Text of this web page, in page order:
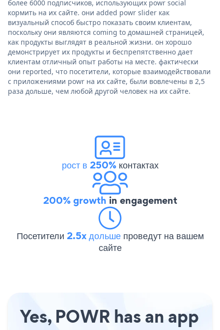
более 6000 подписчиков, использующих powr social
кормить на их сайте. они added powr slider как
визуальный способ быстро показать своим клиентам,
поскольку они являются coming to домашней страницей,
как продукты выглядят в реальной жизни. он хорошо
демонстрирует их продукты и беспрепятственно дает
клиентам отличный опыт работы на месте. фактически
они reported, что посетители, которые взаимодействовали
с приложениями powr на их сайте, были вовлечены в 2,5
раза дольше, чем любой другой человек на их сайте.
рост в 250%контактах
200% growth in engagement
Посетители 2.5x дольше проведут на вашем
сайте
Yes, POWR has an app